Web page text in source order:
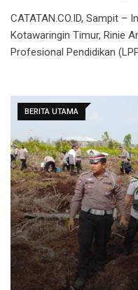
CATATAN.CO.ID, Sampit –
Kotawaringin Timur, Rinie
Profesional Pendidikan
BERITA UTAMA